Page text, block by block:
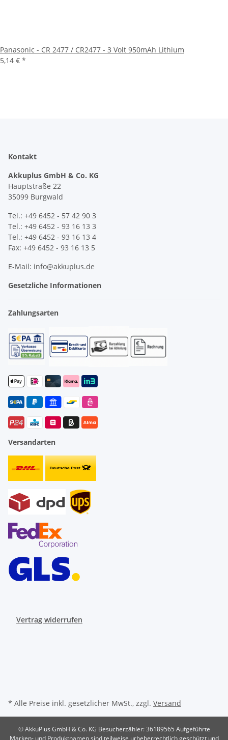
Panasonic - CR 2477 / CR2477 - 3 Volt 950mAh Lithium
5,14 € *
Kontakt
Akkuplus GmbH & Co. KG
Hauptstraße 22
35099 Burgwald
Tel.: +49 6452 - 57 42 90 3
Tel.: +49 6452 - 93 16 13 3
Tel.: +49 6452 - 93 16 13 4
Fax: +49 6452 - 93 16 13 5
E-Mail: info@akkuplus.de
Gesetzliche Informationen
Zahlungsarten
Versandarten
Vertrag widerrufen
* Alle Preise inkl. gesetzlicher MwSt., zzgl. Versand
© AkkuPlus GmbH & Co. KG Besucherzähler: 36189565 Aufgeführte
Marken- und Produktnamen sind teilweise urheberrechtlich geschützt und